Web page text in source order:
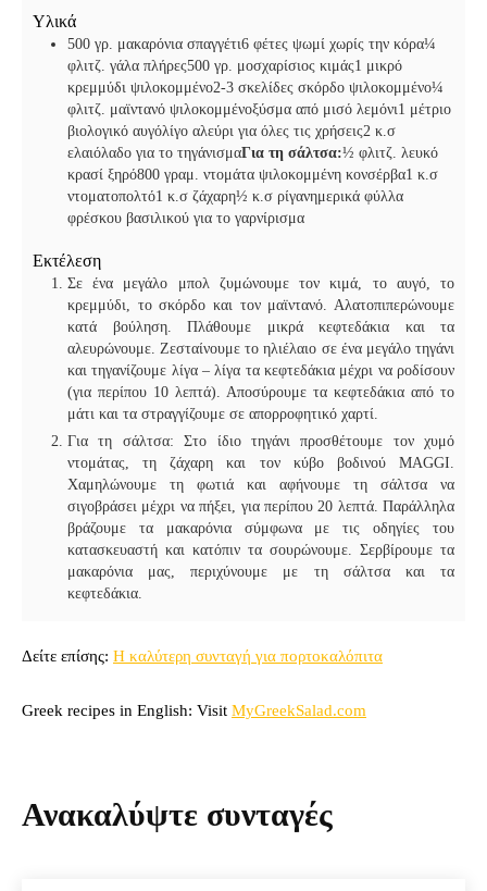
Υλικά
500 γρ. μακαρόνια σπαγγέτι6 φέτες ψωμί χωρίς την κόρα¼
φλιτζ. γάλα πλήρες500 γρ. μοσχαρίσιος κιμάς1 μικρό
κρεμμύδι ψιλοκομμένο2-3 σκελίδες σκόρδο ψιλοκομμένο¼
φλιτζ. μαϊντανό ψιλοκομμένοξύσμα από μισό λεμόνι1 μέτριο
βιολογικό αυγόλίγο αλεύρι για όλες τις χρήσεις2 κ.σ
ελαιόλαδο για το τηγάνισμαΓια τη σάλτσα:½ φλιτζ. λευκό
κρασί ξηρό800 γραμ. ντομάτα ψιλοκομμένη κονσέρβα1 κ.σ
ντοματοπολτό1 κ.σ ζάχαρη½ κ.σ ρίγανημερικά φύλλα
φρέσκου βασιλικού για το γαρνίρισμα
Εκτέλεση
Σε ένα μεγάλο μπολ ζυμώνουμε τον κιμά, το αυγό, το
κρεμμύδι, το σκόρδο και τον μαϊντανό. Αλατοπιπερώνουμε
κατά βούληση. Πλάθουμε μικρά κεφτεδάκια και τα
αλευρώνουμε. Ζεσταίνουμε το ηλιέλαιο σε ένα μεγάλο τηγάνι
και τηγανίζουμε λίγα – λίγα τα κεφτεδάκια μέχρι να ροδίσουν
(για περίπου 10 λεπτά). Αποσύρουμε τα κεφτεδάκια από το
μάτι και τα στραγγίζουμε σε απορροφητικό χαρτί.
Για τη σάλτσα: Στο ίδιο τηγάνι προσθέτουμε τον χυμό
ντομάτας, τη ζάχαρη και τον κύβο βοδινού MAGGI.
Χαμηλώνουμε τη φωτιά και αφήνουμε τη σάλτσα να
σιγοβράσει μέχρι να πήξει, για περίπου 20 λεπτά. Παράλληλα
βράζουμε τα μακαρόνια σύμφωνα με τις οδηγίες του
κατασκευαστή και κατόπιν τα σουρώνουμε. Σερβίρουμε τα
μακαρόνια μας, περιχύνουμε με τη σάλτσα και τα
κεφτεδάκια.
Δείτε επίσης: Η καλύτερη συνταγή για πορτοκαλόπιτα
Greek recipes in English: Visit MyGreekSalad.com
Ανακαλύψτε συνταγές